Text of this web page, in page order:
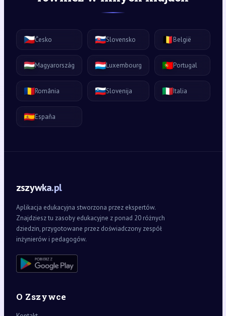
🇨🇿Česko 🇸🇰Slovensko 🇧🇪België
🇭🇺Magyarország 🇱🇺Luxembourg 🇵🇹Portugal
🇷🇴România 🇸🇮Slovenija 🇮🇹Italia
🇪🇸España
zszywka.pl
Aplikacja edukacyjna stworzona przez ekspertów.
Znajdziesz tu zasoby edukacyjne z ponad 20 różnych
dziedzin, przygotowane przez doświadczony zespół
inżynierów i pedagogów.
O Zszywce